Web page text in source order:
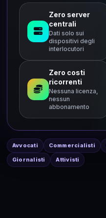
Zero server
centrali
Dati solo sui
dispositivi degli
interlocutori
Zero costi
ricorrenti
Nessuna licenza,
nessun
abbonamento
Avvocati Commercialisti
Giornalisti Attivisti